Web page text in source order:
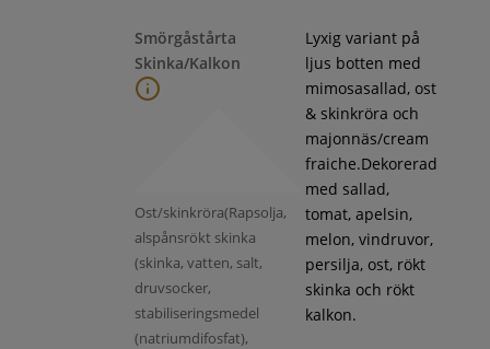
Smörgåstårta
Skinka/Kalkon
Ost/skinkröra(Rapsolja,
alspånsrökt skinka
(skinka, vatten, salt,
druvsocker,
stabiliseringsmedel
(natriumdifosfat),
Lyxig variant på
ljus botten med
mimosasallad, ost
& skinkröra och
majonnäs/cream
fraiche.Dekorerad
med sallad,
tomat, apelsin,
melon, vindruvor,
persilja, ost, rökt
skinka och rökt
kalkon.